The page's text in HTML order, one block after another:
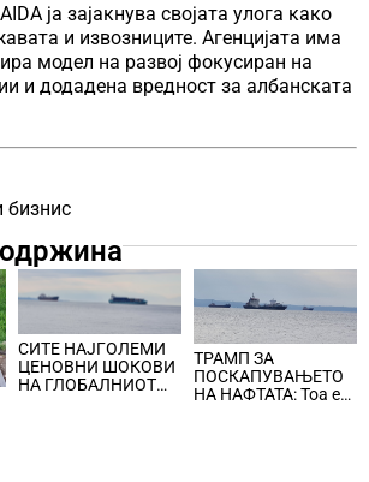
ја зајакнува својата улога како
и извозниците. Агенцијата има
модел на развој фокусиран на
и додадена вредност за албанската
бизнис
СИТЕ НАЈГОЛЕМИ
ЦЕНОВНИ ШОКОВИ
НА ГЛОБАЛНИОТ
ТРАМП ЗА
ПОСКАПУВАЊЕТО
НА НАФТАТА: Тоа е